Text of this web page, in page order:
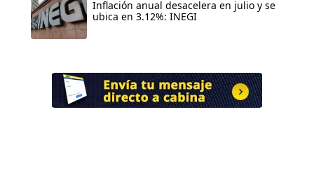
Inflación anual desacelera en julio y se
ubica en 3.12%: INEGI